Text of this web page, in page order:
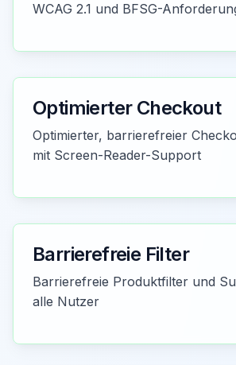
WCAG 2.1 und BFSG-
Optimierter Checkout
Optimierter, barrierefreier
mit Screen-Reader-Support
Barrierefreie Filter
Barrierefreie Produktfilter und
alle Nutzer